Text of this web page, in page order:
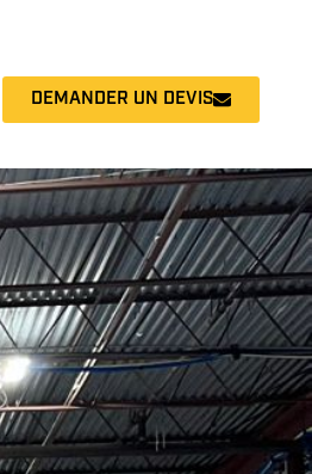
DEMANDER UN DEVIS